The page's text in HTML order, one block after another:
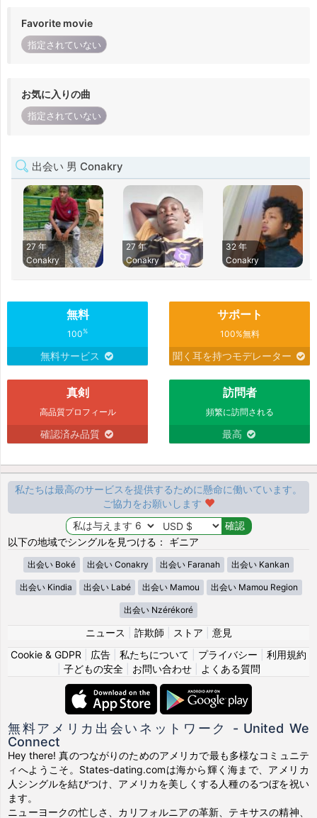
Favorite movie
指定されていない
お気に入りの曲
指定されていない
出会い 男 Conakry
27 年
Conakry
27 年
Conakry
32 年
Conakry
無料
100%
無料サービス
サポート
100%無料
聞く耳を持つモデレーター
真剣
高品質プロフィール
確認済み品質
訪問者
頻繁に訪問される
最高
私たちは最高のサービスを提供するために懸命に働いています。
ご協力をお願いします
以下の地域でシングルを見つける： ギニア
出会い Boké 出会い Conakry 出会い Faranah 出会い Kankan
出会い Kindia 出会い Labé 出会い Mamou 出会い Mamou Region
出会い Nzérékoré
ニュース 詐欺師 ストア
意見
Cookie & GDPR
広告 私たちについて プライバシー
利用規約
子どもの安全| お問い合わせ| よくある質問
無料アメリカ出会いネットワーク - United We
Connect
Hey there! 真のつながりのためのアメリカで最も多様なコミュニテ
ィへようこそ。States-dating.comは海から輝く海まで、アメリカ
人シングルを結びつけ、アメリカを美しくする人種のるつぼを祝い
ます。
ニューヨークの忙しさ、カリフォルニアの革新、テキサスの精神、